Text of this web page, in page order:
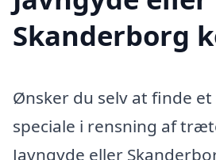
Skanderborg
Ønsker du selv at finde
speciale i rensning af
Javngyde eller